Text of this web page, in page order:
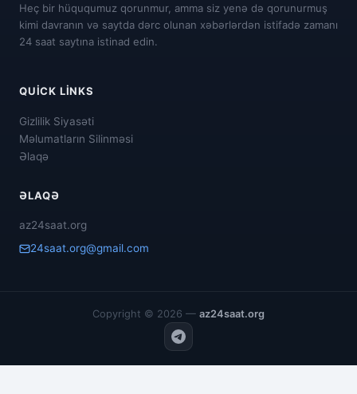
Heç bir hüququmuz qorunmur, amma siz yenə də qorunurmuş
kimi davranın və saytda dərc olunan xəbərlərdən istifadə zamanı
24 saat saytına istinad edin.
QUICK LINKS
Gizlilik Siyasəti
Məlumatların Silinməsi
Əlaqə
ƏLAQƏ
az24saat.org
24saat.org@gmail.com
Copyright © 2026 — az24saat.org